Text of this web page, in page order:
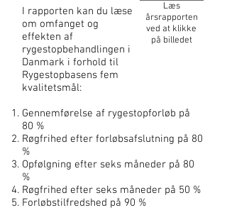
Læs
årsrapporten
ved at klikke
på billedet
I rapporten kan du læse
om omfanget og
effekten af
rygestopbehandlingen i
Danmark i forhold til
Rygestopbasens fem
kvalitetsmål:​
Gennemførelse af rygestopforløb på
80 %
Røgfrihed efter forløbsafslutning på 80
%
Opfølgning efter seks måneder på 80
%
Røgfrihed efter seks måneder på 50 %
Forløbstilfredshed på 90 %